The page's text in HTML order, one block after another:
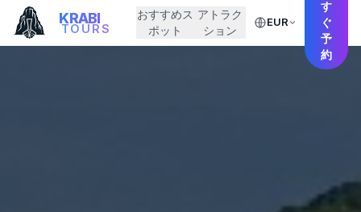
KRABI
TOURS
おすすめス
ポット
アトラク
ション
EUR
す
ぐ
予
約